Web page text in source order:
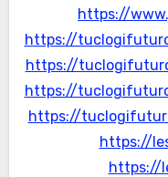
https://
https://
https://
https://
https://
https://
https://